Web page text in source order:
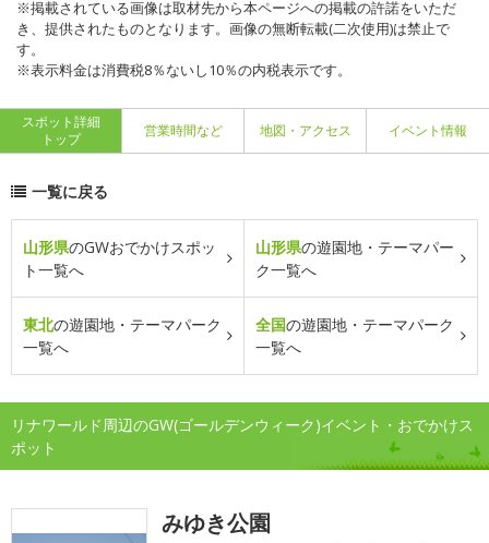
※掲載されている画像は取材先から本ページへの掲載の許諾をいただ
き、提供されたものとなります。画像の無断転載(二次使用)は禁止で
す。
※表示料金は消費税8％ないし10％の内税表示です。
スポット詳細
トップ
営業時間など 地図・アクセス イベント情報
一覧に戻る
山形県のGWおでかけスポッ
ト一覧へ
山形県の遊園地・テーマパー
ク一覧へ
東北の遊園地・テーマパーク
一覧へ
全国の遊園地・テーマパーク
一覧へ
リナワールド周辺のGW(ゴールデンウィーク)イベント・おでかけス
ポット
みゆき公園